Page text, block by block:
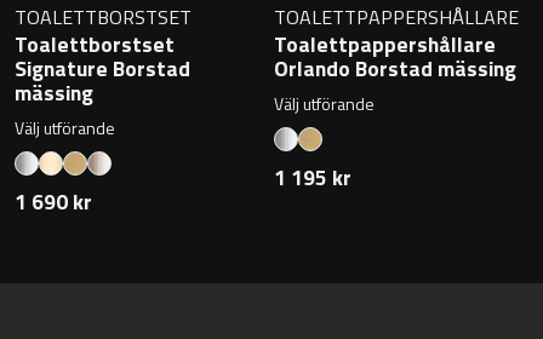
TOALETTBORSTSET
Toalettborstset
Signature Borstad
mässing
Välj utförande
1 690 kr
TOALETTPAPPERSHÅLLARE
Toalettpappershållare
Orlando Borstad mässing
Välj utförande
1 195 kr